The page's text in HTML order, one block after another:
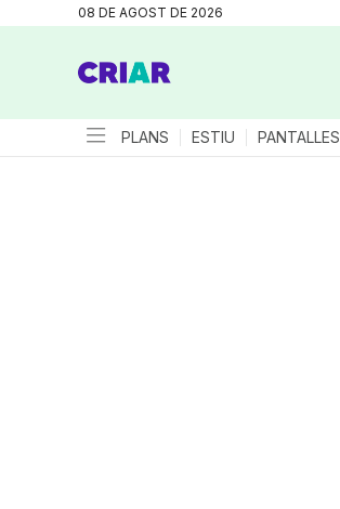
08 DE AGOST DE 2026
PLANS ESTIU PANTALLES